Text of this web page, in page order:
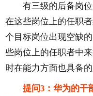
有三级的后备岗位
在这些岗位上的任职
个目标岗位出现空缺
些岗位上的任职者中
时在能力方面也具备
提问3：华为的干